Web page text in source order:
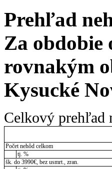
Prehľad
Za obdobie
rovnakým
Kysucké
Celkový prehľad
Počet nehôd celkom
tj. %
šk. do 3990€, bez usmrt., zran.